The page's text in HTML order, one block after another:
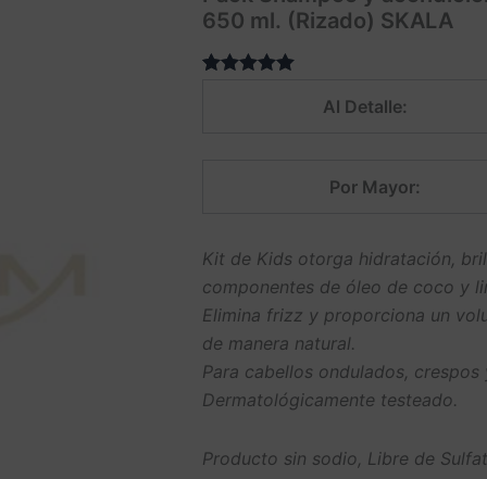
650 ml. (Rizado) SKALA
Al Detalle:
Por Mayor:
Kit de Kids otorga hidratación,
componentes de óleo de coco y
Elimina frizz y proporciona un
de manera natural.
Para cabellos ondulados,
Dermatológicamente testeado.
Producto sin sodio, Libre de